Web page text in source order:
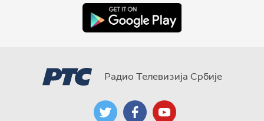
Радио Телевизија Србије